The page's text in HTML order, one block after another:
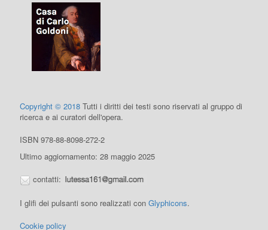
Copyright © 2018 Tutti i diritti dei testi sono riservati al gruppo di
ricerca e ai curatori dell'opera.
ISBN 978-88-8098-272-2
Ultimo aggiornamento: 28 maggio 2025
contatti:
I glifi dei pulsanti sono realizzati conGlyphicons.
Cookie policy